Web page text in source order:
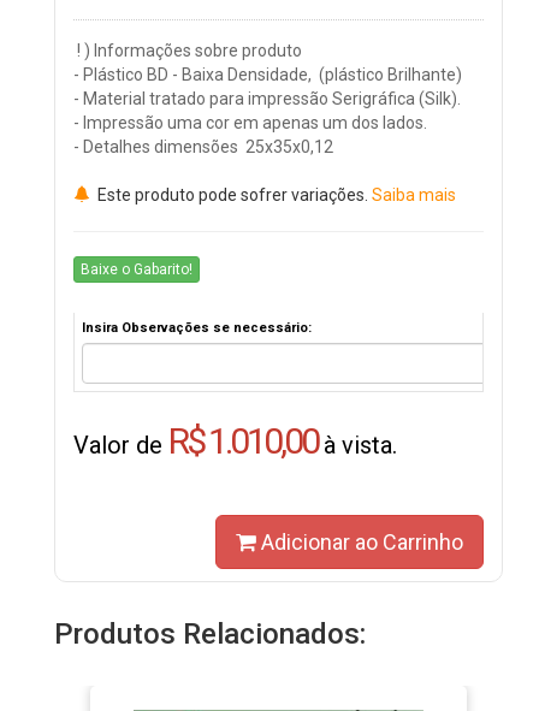
! ) Informações sobre produto
- Plástico BD - Baixa Densidade, (plástico Brilhante)
- Material tratado para impressão Serigráfica (Silk).
- Impressão uma cor em apenas um dos lados.
- Detalhes dimensões 25x35x0,12
Este produto pode sofrer variações. Saiba mais
Baixe o Gabarito!
Insira Observações se necessário:
Valor de R$ 1.010,00à vista.
Adicionar ao Carrinho
Produtos Relacionados: